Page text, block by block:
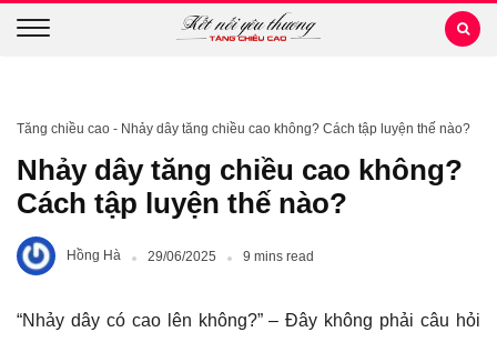
Tăng chiều cao - Nhảy dây tăng chiều cao không? Cách tập luyện thế nào?
Nhảy dây tăng chiều cao không?
Cách tập luyện thế nào?
Hồng Hà 29/06/2025 9 mins read
“Nhảy dây có cao lên không?” – Đây không phải câu hỏi